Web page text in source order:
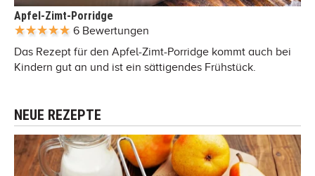
Apfel-Zimt-Porridge
6 Bewertungen
Das Rezept für den Apfel-Zimt-Porridge kommt auch bei
Kindern gut an und ist ein sättigendes Frühstück.
NEUE REZEPTE